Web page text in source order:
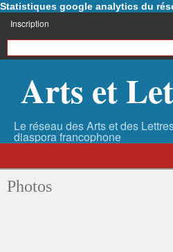
Statistiques google analytics du
Inscription
Arts et
Photos